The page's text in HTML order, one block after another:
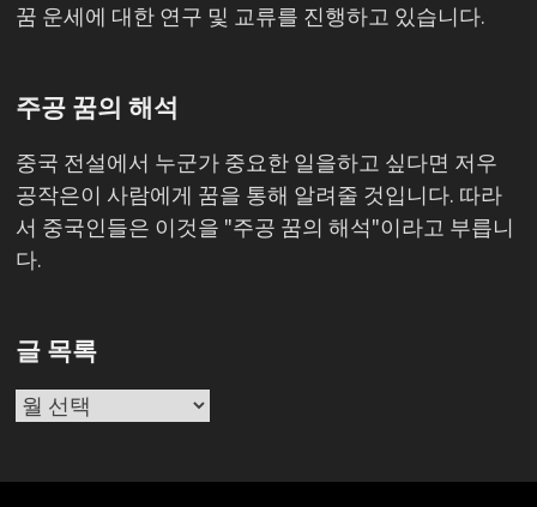
꿈 운세에 대한 연구 및 교류를 진행하고 있습니다.
주공 꿈의 해석
중국 전설에서 누군가 중요한 일을하고 싶다면 저우
공작은이 사람에게 꿈을 통해 알려줄 것입니다. 따라
서 중국인들은 이것을 "주공 꿈의 해석"이라고 부릅니
다.
글 목록
글